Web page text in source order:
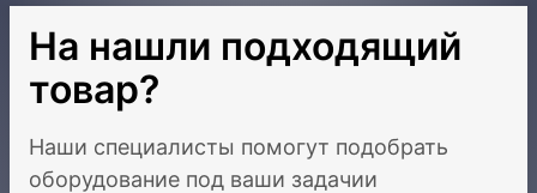
На нашли подходящий
товар?
Наши специалисты помогут подобрать
оборудование под ваши задачии